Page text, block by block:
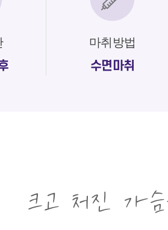
마취방법
수면마취
크고 처진 가